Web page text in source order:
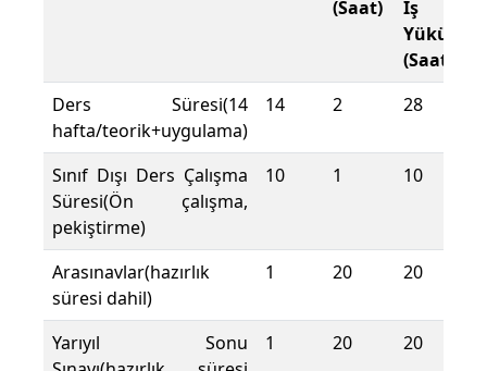
(Saat)
İş
Yükü
(Saat)
Ders Süresi(14
hafta/teorik+uygulama)
14 2 28
Sınıf Dışı Ders Çalışma
Süresi(Ön çalışma,
pekiştirme)
10 1 10
Arasınavlar(hazırlık
süresi dahil)
1 20 20
Yarıyıl Sonu
1 20 20